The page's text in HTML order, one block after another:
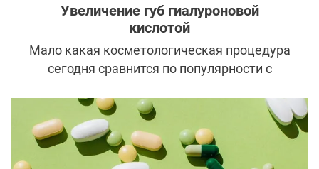
статье.
Увеличение губ гиалуроновой
кислотой
Мало какая косметологическая процедура
сегодня сравнится по популярности с
Практически полное отсутствие
противопоказаний, болезненных
ощущений и верхнего возрастного порога
делают эту услугу очень востребованной у